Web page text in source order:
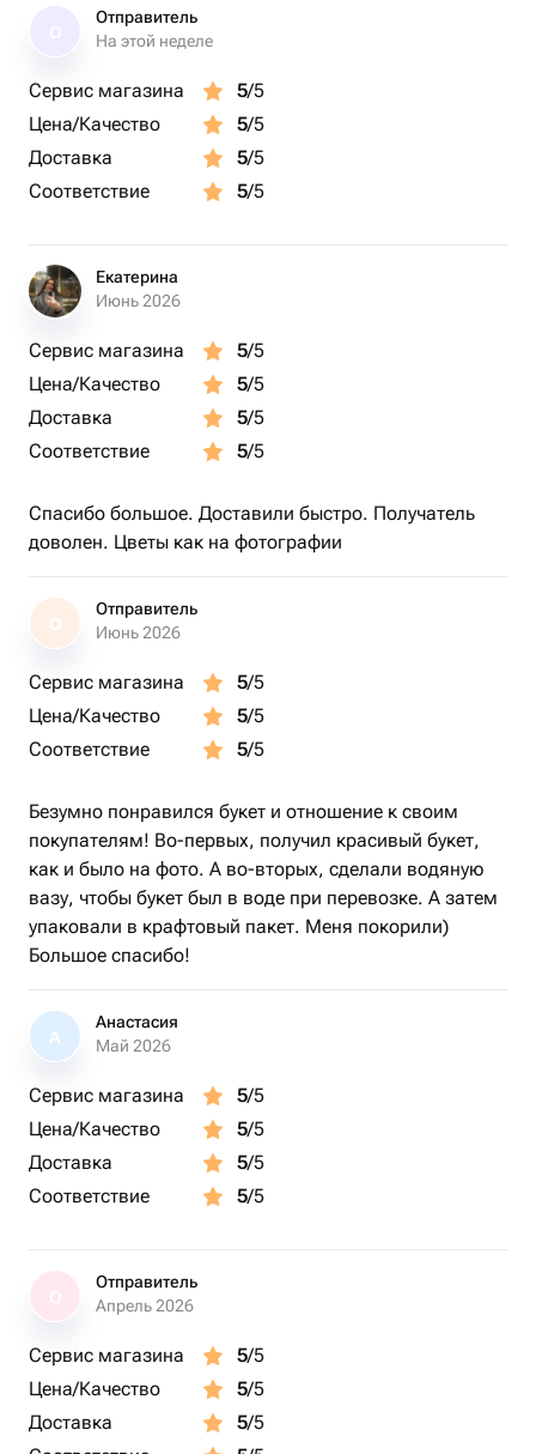
Эта фигурка создаст уютную праздничную атмосферу и
подарит положительные эмоции каждому владельцу.
Отправитель
На этой неделе
Сервис магазина 5/5
Цена/Качество
5/5
Доставка
5/5
Соответствие
5/5
Екатерина
Июнь 2026
Сервис магазина 5/5
Цена/Качество
5/5
Доставка
5/5
Соответствие
5/5
Спасибо большое. Доставили быстро. Получатель
доволен. Цветы как на фотографии
О
Отправитель
Июнь 2026
Сервис магазина 5/5
Цена/Качество
5/5
Соответствие
5/5
Безумно понравился букет и отношение к своим
покупателям! Во-первых, получил красивый букет,
как и было на фото. А во-вторых, сделали водяную
вазу, чтобы букет был в воде при перевозке. А затем
упаковали в крафтовый пакет. Меня покорили)
Большое спасибо!
А
Анастасия
Май 2026
Сервис магазина 5/5
Цена/Качество
5/5
Доставка
5/5
Соответствие
5/5
Отправитель
Апрель 2026
Сервис магазина 5/5
Цена/Качество
5/5
Доставка
5/5